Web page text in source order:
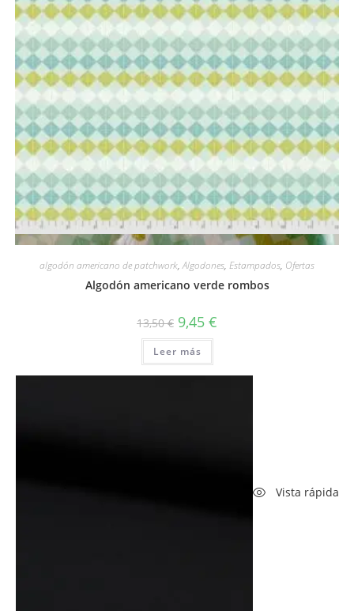
Vista rápida
algodón americano de patchwork,Algodones, Estampados, Ofertas
Algodón americano verde rombos
13,50€ El
precio
original
era:
13,50 €.
9,45 €
Leer más
Vista rápida